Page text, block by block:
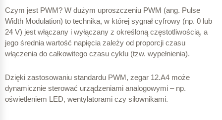
Czym jest PWM? W dużym uproszczeniu PWM (ang. Pulse
Width Modulation) to technika, w której sygnał cyfrowy (np. 0 lub
24 V) jest włączany i wyłączany z określoną częstotliwością, a
jego średnia wartość napięcia zależy od proporcji czasu
włączenia do całkowitego czasu cyklu (tzw. wypełnienia).
Dzięki zastosowaniu standardu PWM, zegar 12.A4 może
dynamicznie sterować urządzeniami analogowymi – np.
oświetleniem LED, wentylatorami czy siłownikami.